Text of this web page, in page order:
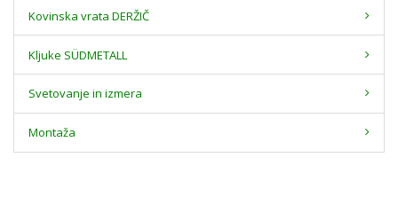
Kovinska vrata DERŽIČ
Kljuke SÜDMETALL
Svetovanje in izmera
Montaža